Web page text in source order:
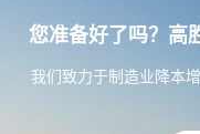
您准备好了吗？高
我们致力于制造业降本